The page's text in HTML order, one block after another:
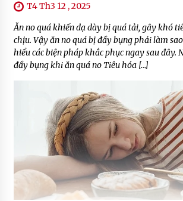
T4 Th3 12 , 2025
Ăn no quá khiến dạ dày bị quá tải, gây khó
chịu. Vậy ăn no quá bị đầy bụng phải làm
hiểu các biện pháp khắc phục ngay sau đây.
đầy bụng khi ăn quá no Tiêu hóa […]